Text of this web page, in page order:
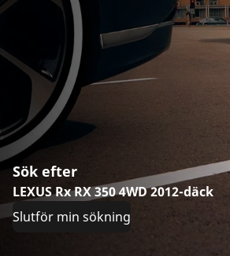
Sök efter
LEXUS Rx RX 350 4WD 2012-däck
Slutför min sökning